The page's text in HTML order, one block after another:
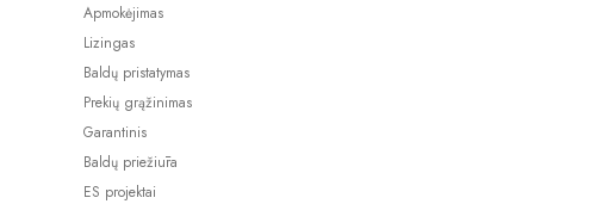
Apmokėjimas
Lizingas
Baldų pristatymas
Prekių grąžinimas
Garantinis
Baldų priežiūra
ES projektai